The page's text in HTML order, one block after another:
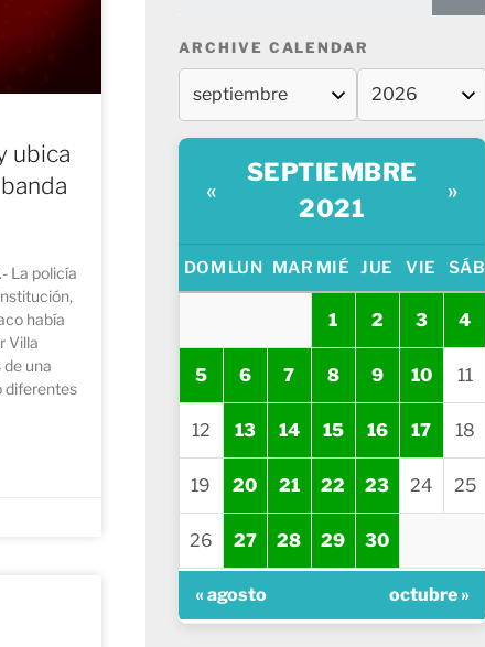
ubica
La policía
había
Villa
una
diferentes
ARCHIVE CALENDAR
«
SEPTIEMBRE
2021
»
DOM LUN MAR MIÉ JUE VIE SÁB
1 2 3 4
5 6 7 8 9 10 11
12 13 14 15 16 17 18
19 20 21 22 23 24 25
26 27 28 29 30
« agosto octubre »